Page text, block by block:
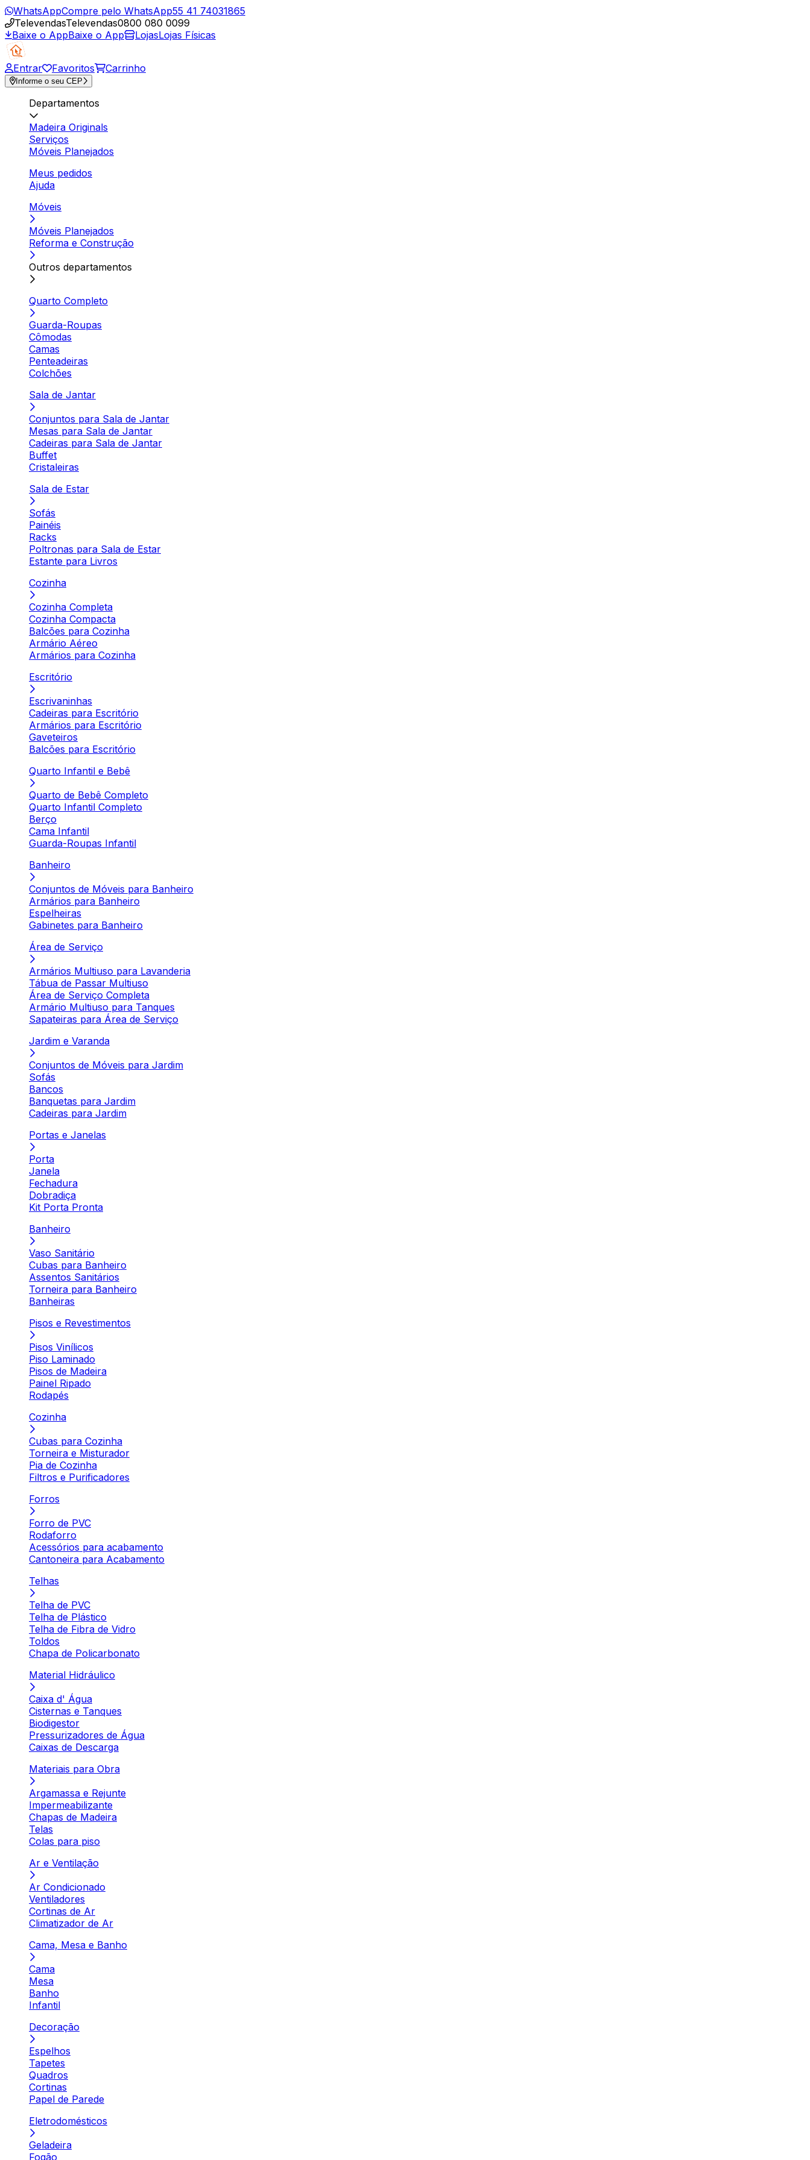
WhatsAppCompre pelo WhatsApp55 41 74031865
TelevendasTelevendas0800 080 0099
Baixe o AppBaixe o App LojasLojas Físicas
Entrar Favoritos Carrinho
Informe o seu CEP
Departamentos
Madeira Originals
Serviços
Móveis Planejados
Meus pedidos
Ajuda
Móveis
Móveis Planejados
Reforma e Construção
Outros departamentos
Quarto Completo
Guarda-Roupas
Cômodas
Camas
Penteadeiras
Colchões
Sala de Jantar
Conjuntos para Sala de Jantar
Mesas para Sala de Jantar
Cadeiras para Sala de Jantar
Buffet
Cristaleiras
Sala de Estar
Sofás
Painéis
Racks
Poltronas para Sala de Estar
Estante para Livros
Cozinha
Cozinha Completa
Cozinha Compacta
Balcões para Cozinha
Armário Aéreo
Armários para Cozinha
Escritório
Escrivaninhas
Cadeiras para Escritório
Armários para Escritório
Gaveteiros
Balcões para Escritório
Quarto Infantil e Bebê
Quarto de Bebê Completo
Quarto Infantil Completo
Berço
Cama Infantil
Guarda-Roupas Infantil
Banheiro
Conjuntos de Móveis para Banheiro
Armários para Banheiro
Espelheiras
Gabinetes para Banheiro
Área de Serviço
Armários Multiuso para Lavanderia
Tábua de Passar Multiuso
Área de Serviço Completa
Armário Multiuso para Tanques
Sapateiras para Área de Serviço
Jardim e Varanda
Conjuntos de Móveis para Jardim
Sofás
Bancos
Banquetas para Jardim
Cadeiras para Jardim
Portas e Janelas
Porta
Janela
Fechadura
Dobradiça
Kit Porta Pronta
Banheiro
Vaso Sanitário
Cubas para Banheiro
Assentos Sanitários
Torneira para Banheiro
Banheiras
Pisos e Revestimentos
Pisos Vinílicos
Piso Laminado
Pisos de Madeira
Painel Ripado
Rodapés
Cozinha
Cubas para Cozinha
Torneira e Misturador
Pia de Cozinha
Filtros e Purificadores
Forros
Forro de PVC
Rodaforro
Acessórios para acabamento
Cantoneira para Acabamento
Telhas
Telha de PVC
Telha de Plástico
Telha de Fibra de Vidro
Toldos
Chapa de Policarbonato
Material Hidráulico
Caixa d' Água
Cisternas e Tanques
Biodigestor
Pressurizadores de Água
Caixas de Descarga
Materiais para Obra
Argamassa e Rejunte
Impermeabilizante
Chapas de Madeira
Telas
Colas para piso
Ar e Ventilação
Ar Condicionado
Ventiladores
Cortinas de Ar
Climatizador de Ar
Cama, Mesa e Banho
Cama
Mesa
Banho
Infantil
Decoração
Espelhos
Tapetes
Quadros
Cortinas
Papel de Parede
Eletrodomésticos
Geladeira
Fogão